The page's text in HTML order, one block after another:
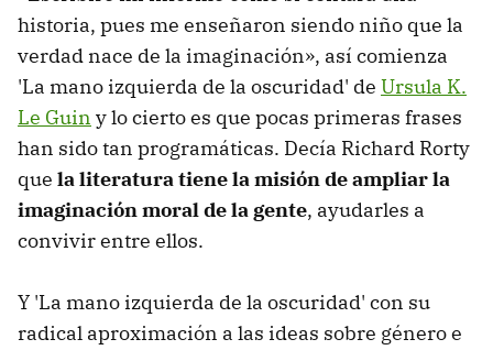
historia, pues me enseñaron siendo niño que la
verdad nace de la imaginación», así comienza
'La mano izquierda de la oscuridad' de Ursula K.
Le Guin y lo cierto es que pocas primeras frases
han sido tan programáticas. Decía Richard Rorty
que la literatura tiene la misión de ampliar la
imaginación moral de la gente, ayudarles a
convivir entre ellos.
Y 'La mano izquierda de la oscuridad' con su
radical aproximación a las ideas sobre género e